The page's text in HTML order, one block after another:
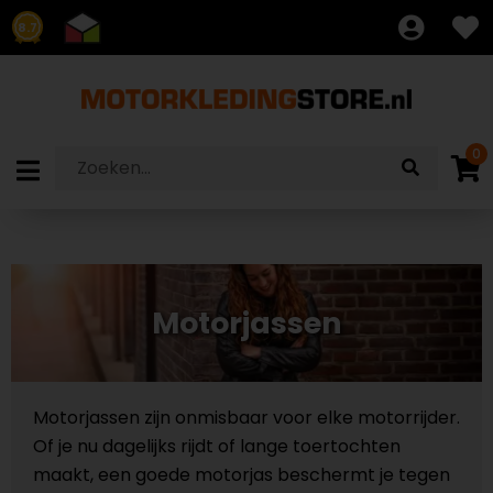
8.7
0
Motorjassen
Motorjassen zijn onmisbaar voor elke motorrijder.
Of je nu dagelijks rijdt of lange toertochten
maakt, een goede motorjas beschermt je tegen